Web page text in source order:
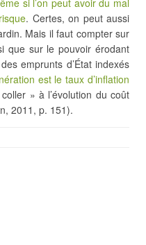
si l’on peut avoir du mal
. Certes, on peut aussi
Mais il faut compter sur
que sur le pouvoir érodant
emprunts d’État indexés
est le taux d’inflation
» à l’évolution du coût
2011, p. 151).